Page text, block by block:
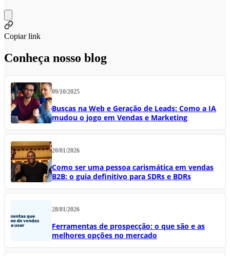
Copiar link
Conheça nosso blog
09/10/2025
Buscas na Web e Geração de Leads: Como a IA
mudou o jogo em Vendas e Marketing
20/01/2026
Como ser uma pessoa carismática em vendas
B2B: o guia definitivo para SDRs e BDRs
28/01/2026
Ferramentas de prospecção: o que são e as
melhores opções no mercado